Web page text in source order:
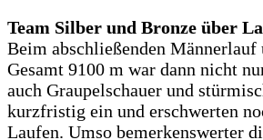
Team Silber und Bronze über
Beim abschließenden Männerlauf
Gesamt 9100 m war dann nicht
auch Graupelschauer und
kurzfristig ein und erschwerten
Laufen. Umso bemerkenswerter